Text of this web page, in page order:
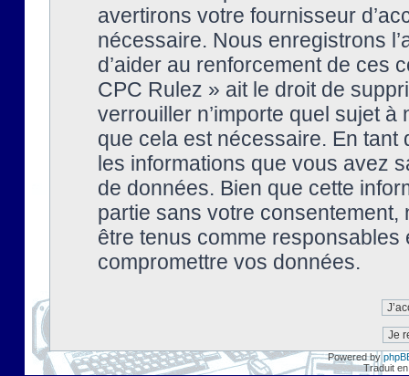
avertirons votre fournisseur
nécessaire. Nous enregistrons
d’aider au renforcement de ces
CPC Rulez » ait le droit de
verrouiller n’importe quel sujet à
que cela est nécessaire. En tant
les informations que vous avez
de données. Bien que cette
partie sans votre
être tenus comme
compromettre vos données.
Powered by
Traduit